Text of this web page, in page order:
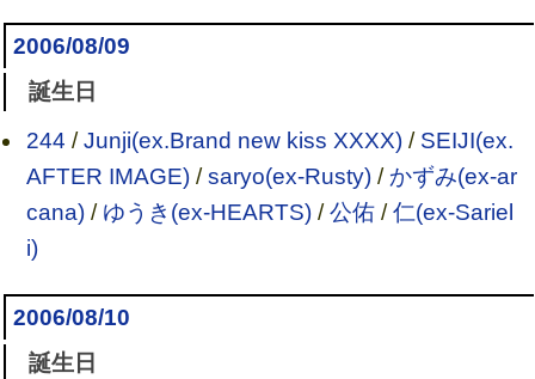
2006/08/09
誕生日
244 /Junji(ex.Brand new kiss XXXX)/ SEIJI(ex.
AFTER IMAGE)/saryo(ex-Rusty)/ かずみ(ex-ar
cana)/ ゆうき(ex-HEARTS)/公佑/仁(ex-Sariel
i)
2006/08/10
誕生日